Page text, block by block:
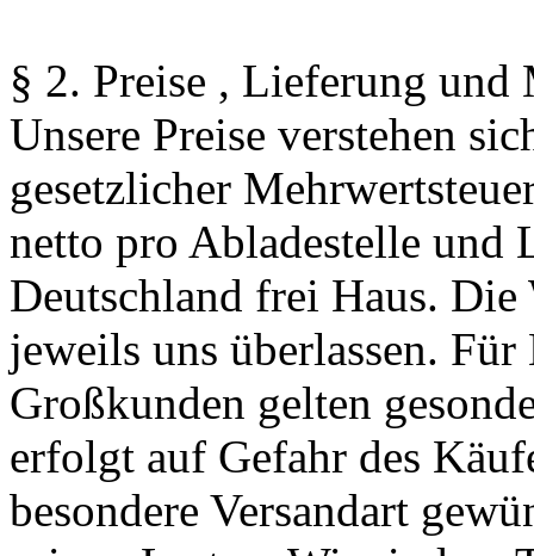
§ 2. Preise , Lieferung und
Unsere Preise verstehen
gesetzlicher
netto pro Abladestelle
Deutschland frei Haus.
jeweils uns überlassen.
Großkunden gelten
erfolgt auf Gefahr des
besondere Versandart